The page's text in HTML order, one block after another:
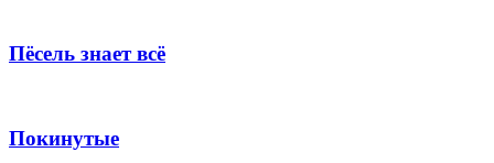
Пёсель знает всё
Покинутые